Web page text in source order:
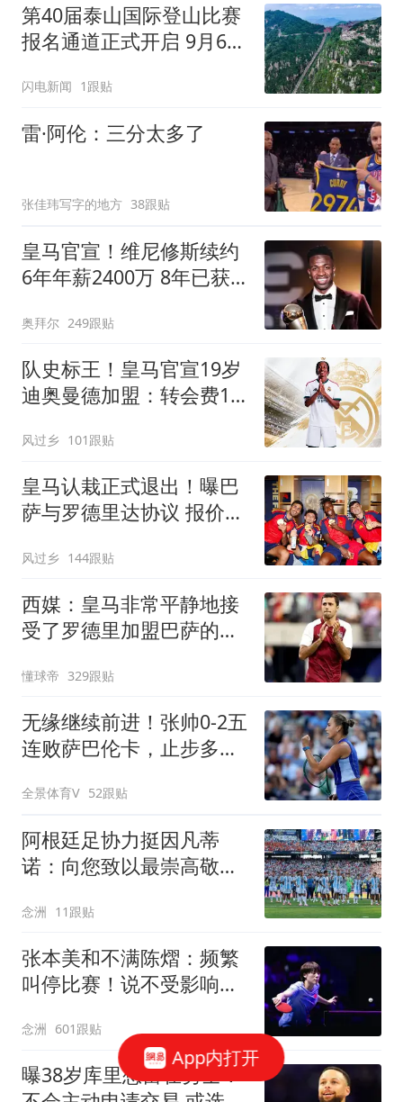
第40届泰山国际登山比赛
报名通道正式开启 9月6日
闪电新闻 1跟贴
雷·阿伦：三分太多了
张佳玮写字的地方 38跟贴
皇马官宣！维尼修斯续约
6年年薪2400万 8年已获
奥拜尔 249跟贴
队史标王！皇马官宣19岁
迪奥曼德加盟：转会费1.4
风过乡 101跟贴
皇马认栽正式退出！曝巴
萨与罗德里达协议 报价
风过乡 144跟贴
西媒：皇马非常平静地接
受了罗德里加盟巴萨的决
懂球帝 329跟贴
无缘继续前进！张帅0-2五
连败萨巴伦卡，止步多伦
全景体育V 52跟贴
阿根廷足协力挺因凡蒂
诺：向您致以最崇高敬意
念洲 11跟贴
张本美和不满陈熠：频繁
叫停比赛！说不受影响是
念洲 601跟贴
曝38岁库里想留在勇士！
App内打开